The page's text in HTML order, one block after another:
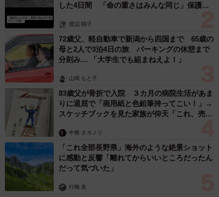
した4日間 「命の重さはみんな同じ」保護団
渡辺 晴子
72歳父、軽自動車で新潟から四国まで 65歳の
母と2人で3泊4日の旅 パーキングの休憩まで
分刻み… 「大学生でも組まねえよ！」
山岡 もと子
83歳父が骨折で入院 ３カ月の病院生活があま
りに退屈で「画用紙と色鉛筆持ってこい！」→
スケッチブックを見た家族が仰天「これ、売れ
中将 タカノリ
「これ全部長野県」海外のような絶景ショット
に感動と反響「離れてからいいところだったん
だって気づいた」
行橋 友